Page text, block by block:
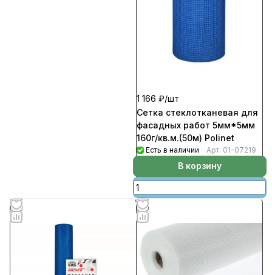
1 166 ₽/шт
Сетка стеклотканевая для
фасадных работ 5мм*5мм
160г/кв.м.(50м) Polinet
Есть в наличии Арт. 01-07219
В корзину